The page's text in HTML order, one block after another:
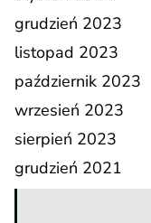
grudzień 2023
listopad 2023
październik 2023
wrzesień 2023
sierpień 2023
grudzień 2021